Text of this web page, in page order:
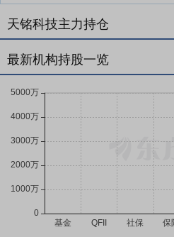
天铭科技主力持仓
最新机构持股一览